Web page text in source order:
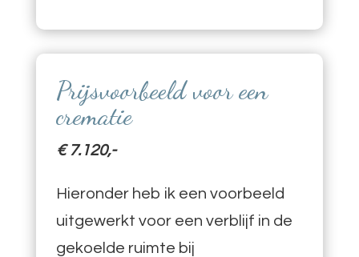
Prijsvoorbeeld voor een
crematie
€ 7.120,-
Hieronder heb ik een voorbeeld
uitgewerkt voor een verblijf in de
gekoelde ruimte bij